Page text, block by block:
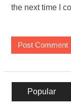
the next time I
Popular